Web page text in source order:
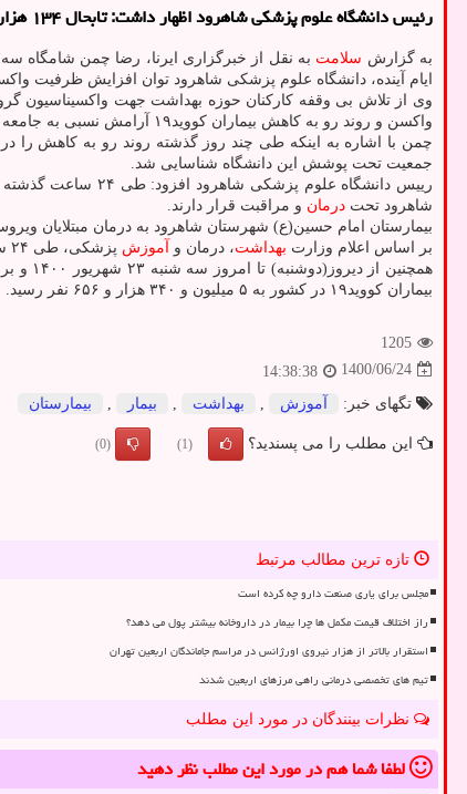
رئیس دانشگاه علوم پزشکی شاهرود اظهار داشت: تابحال ۱۳۴ هزار دُز واکسن به جامعه هدف در شهرستان های شاهرود و میامی تزریق شد که از این تعداد افزون بر ۵۰ هزار نفر دز دوم را دریافت نمودند.
به گزارش سلامت
ایام آینده، دانشگاه علوم پزشکی شاهرود توان افزایش ظرفیت
وی از تلاش بی وقفه کارکنان حوزه بهداشت جهت واکسیناسیون
واکسن و روند رو به کاهش بیماران کووید۱۹ آرامش نسبی به جامعه بازخواهد گشت.
جمعیت تحت پوشش این دانشگاه شناسایی شد.
شاهرود تحت درمان و مراقبت قرار دارند.
بیمارستان امام حسین(ع) شهرستان شاهرود به درمان مبتلایان
بر اساس اعلام وزارت بهداشت، درمان و آموزش پزشکی، طی ۲۴ ساعت گذشته ۴۰۸ نفر در کشور بر اثر این بیماری جان باختند و مجموع جان باختگان بیماری کووید۱۹ به ۱۱۵ هزار و ۱۶۷ نفر رسید.
بیماران کووید۱۹ در کشور به ۵ میلیون و ۳۴۰ هزار و ۶۵۶ نفر رسید.
1205
1400/06/24
14:38:38
تگهای خبر:
آموزش بهداشت بیمار بیمارستان
این مطلب را می پسندید؟ (1)
(0)
تازه ترین مطالب مرتبط
مجلس برای یاری صنعت دارو چه کرده است
راز اختلاف قیمت مکمل ها چرا بیمار در داروخانه بیشتر پول می دهد؟
استقرار بالاتر از هزار نیروی اورژانس در مراسم جاماندگان اربعین تهران
تیم های تخصصی درمانی راهی مرزهای اربعین شدند
نظرات بینندگان در مورد این مطلب
لطفا شما همدر مورد این مطلبنظر دهید